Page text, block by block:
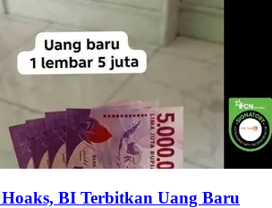
BI Terbitkan Uang Baru